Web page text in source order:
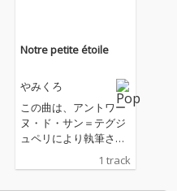
Notre petite étoile
やみくろ
この曲は、アントワー
ヌ・ド・サン＝テグジ
ュペリにより執筆され
という小説をテーマに
1 track